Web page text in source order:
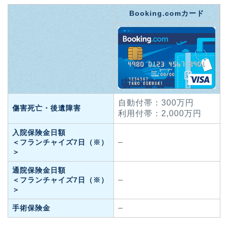
Booking.comカード
傷害死亡・後遺障害
自動付帯：300万円
利用付帯：2,000万円
入院保険金日額
＜フランチャイズ7日（※）
＞
–
通院保険金日額
＜フランチャイズ7日（※）
＞
–
手術保険金 –